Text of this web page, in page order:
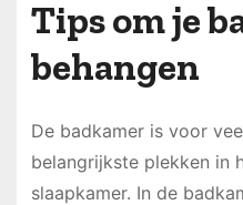
Tips om je
behangen
De badkamer is voor
belangrijkste plekken in
slaapkamer. In de